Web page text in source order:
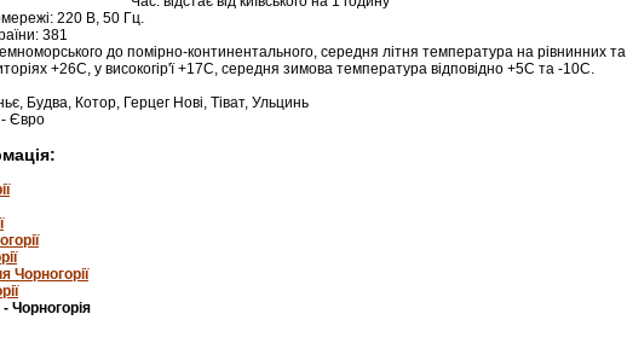
220 В, 50 Гц.
381
до помірно-континентального, середня літня температура на рівнинних та
+26С, у високогір'ї +17С, середня зимова температура відповідно +5С та -10С.
Будва, Котор, Герцег Нові, Тіват, Ульцинь
Євро
Чорногорії
Чорногорія